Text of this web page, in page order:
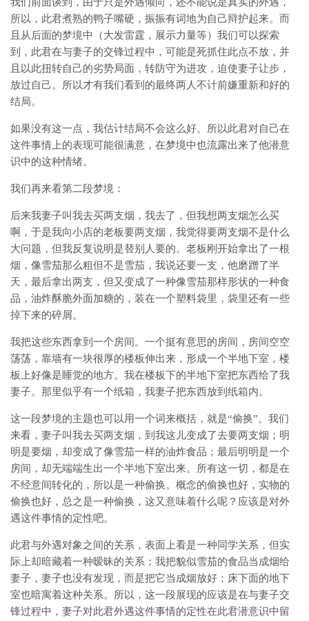
所以，此君煮熟的鸭子嘴硬，振振有词地为自己辩护起来。而
且从后面的梦境中（大发雷霆，展示力量等）我们可以探索
到，此君在与妻子的交锋过程中，可能是死抓住此点不放，并
且以此扭转自己的劣势局面，转防守为进攻，迫使妻子让步，
放过自己。所以才有我们看到的最终两人不计前嫌重新和好的
结局。
如果没有这一点，我估计结局不会这么好。所以此君对自己在
这件事情上的表现可能很满意，在梦境中也流露出来了他潜意
识中的这种情绪。
我们再来看第二段梦境：
后来我妻子叫我去买两支烟，我去了，但我想两支烟怎么买
啊，于是我向小店的老板要两支烟，我觉得要两支烟不是什么
大问题，但我反复说明是替别人要的。老板刚开始拿出了一根
烟，像雪茄那么粗但不是雪茄，我说还要一支，他磨蹭了半
天，最后拿出两支，但又变成了一种像雪茄那样形状的一种食
品，油炸酥脆外面加糖的，装在一个塑料袋里，袋里还有一些
掉下来的碎屑。
我把这些东西拿到一个房间。一个挺有意思的房间，房间空空
荡荡，靠墙有一块很厚的楼板伸出来，形成一个半地下室，楼
板上好像是睡觉的地方。我在楼板下的半地下室把东西给了我
妻子。那里似乎有一个纸箱，我妻子把东西放到纸箱内。
这一段梦境的主题也可以用一个词来概括，就是“偷换”。我们
来看，妻子叫我去买两支烟，到我这儿变成了去要两支烟；明
明是要烟，却变成了像雪茄一样的油炸食品；最后明明是一个
房间，却无端端生出一个半地下室出来。所有这一切，都是在
不经意间转化的，所以是一种偷换。概念的偷换也好，实物的
偷换也好，总之是一种偷换，这又意味着什么呢？应该是对外
遇这件事情的定性吧。
此君与外遇对象之间的关系，表面上看是一种同学关系，但实
际上却暗藏着一种暧昧的关系；我把貌似雪茄的食品当成烟给
妻子，妻子也没有发现，而是把它当成烟放好；床下面的地下
室也暗寓着这种关系。所以，这一段展现的应该是在与妻子交
锋过程中，妻子对此君外遇这件事情的定性在此君潜意识中留